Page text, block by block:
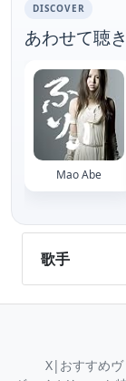
DISCOVER
あわせて聴
Mao Abe
歌手
X| おすすめ